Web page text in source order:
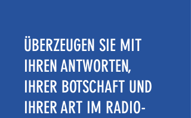
ÜBERZEUGEN SIE MIT
IHREN ANTWORTEN,
IHRER BOTSCHAFT UND
IHRER ART IM RADIO-